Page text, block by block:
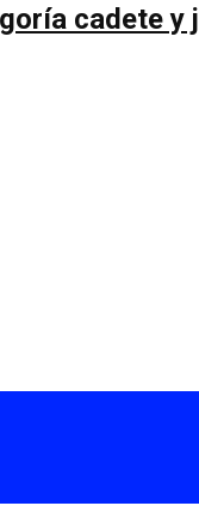
cadete